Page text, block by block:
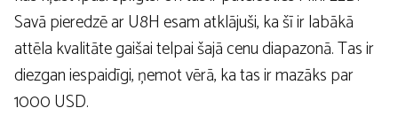
Savā pieredzē ar U8H esam atklājuši, ka šī ir labākā
attēla kvalitāte gaišai telpai šajā cenu diapazonā. Tas ir
diezgan iespaidīgi, ņemot vērā, ka tas ir mazāks par
1000 USD.